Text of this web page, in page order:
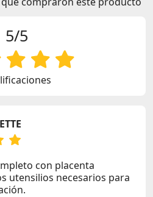
5/5
con placenta
utensilios necesarios para